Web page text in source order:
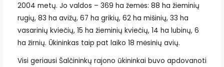
2004 metų. Jo valdos – 369 ha žemės: 88 ha žieminių
rugių, 83 ha avižų, 67 ha grikių, 62 ha mišinių, 33 ha
vasarinių kviečių, 15 ha žieminių kviečių, 14 ha lubinų, 6
ha žirnių. Ūkininkas taip pat laiko 18 mėsinių avių.
Visi geriausi Šalčininkų rajono ūkininkai buvo apdovanoti